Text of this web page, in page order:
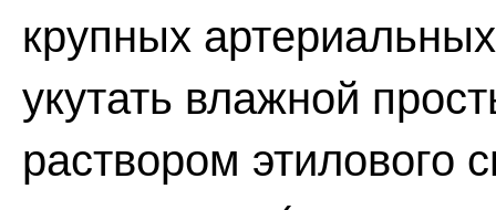
крупных
укутать влажной
раствором этилового